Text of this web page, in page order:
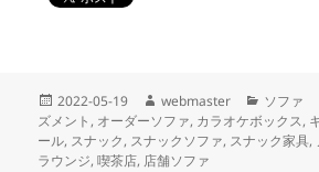
投
稿
日:
2022-05-19
作
成
者
webmaster
カ
テ
ゴ
ソファ
ズメント , オーダーソファ, カラオケボックス,
ール, スナック, スナックソファ, スナック家具,
ラウンジ,喫茶店, 店舗ソファ